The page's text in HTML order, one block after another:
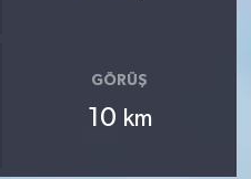
GÖRÜŞ
10 km